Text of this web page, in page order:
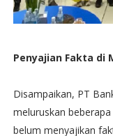
Penyajian Fakta di
Disampaikan, PT
meluruskan
belum menyajikan